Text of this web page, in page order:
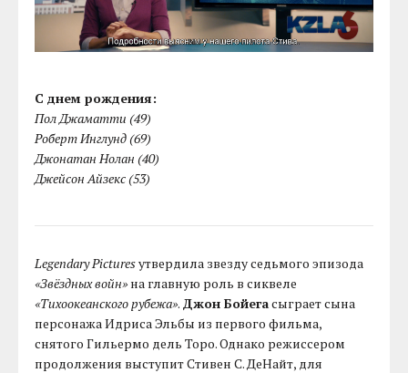
С днем рождения:
Пол Джаматти (49)
Роберт Инглунд (69)
Джонатан Нолан (40)
Джейсон Айзекс (53)
Legendary Picturesутвердила звезду седьмого эпизода
«Звёздных войн»на главную роль в сиквеле
«Тихоокеанского рубежа». Джон Бойегасыграет сына
персонажа Идриса Эльбы из первого фильма,
снятого Гильермо дель Торо. Однако режиссером
продолжения выступит Стивен С. ДеНайт, для